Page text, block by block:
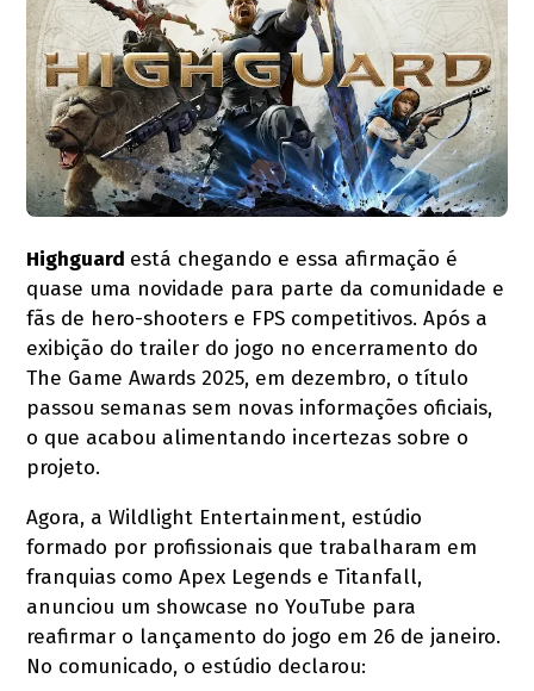
Highguard está chegando e essa afirmação é
quase uma novidade para parte da comunidade e
fãs de hero-shooters e FPS competitivos. Após a
exibição do trailer do jogo no encerramento do
The Game Awards 2025, em dezembro, o título
passou semanas sem novas informações oficiais,
o que acabou alimentando incertezas sobre o
projeto.
Agora, a Wildlight Entertainment, estúdio
formado por profissionais que trabalharam em
franquias como Apex Legends e Titanfall,
anunciou um showcase no YouTube para
reafirmar o lançamento do jogo em 26 de janeiro.
No comunicado, o estúdio declarou: